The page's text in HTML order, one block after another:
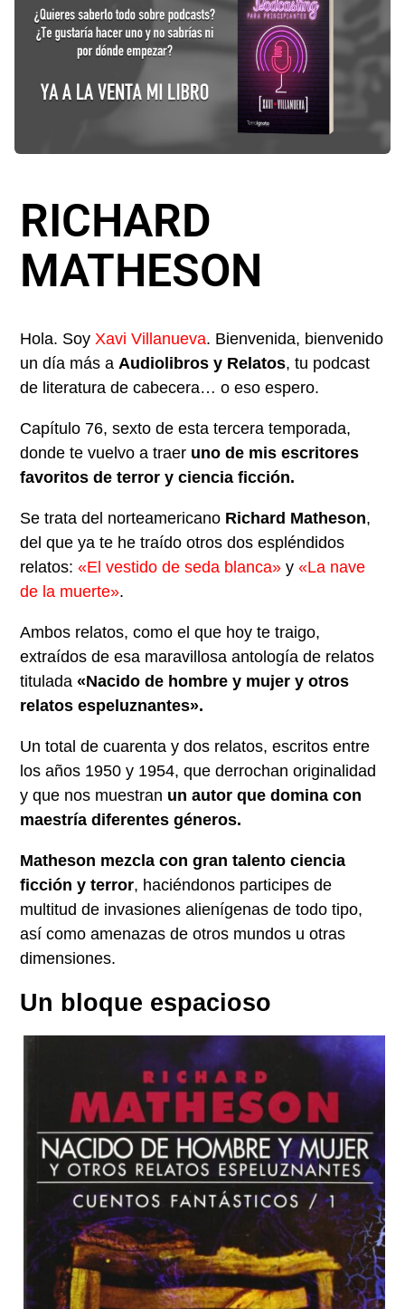
RICHARD
MATHESON
Hola. Soy Xavi Villanueva. Bienvenida, bienvenido
un día más a Audiolibros y Relatos, tu podcast
de literatura de cabecera… o eso espero.
Capítulo 76, sexto de esta tercera temporada,
donde te vuelvo a traer uno de mis escritores
favoritos de terror y ciencia ficción.
Se trata del norteamericano Richard Matheson,
del que ya te he traído otros dos espléndidos
relatos:«El vestido de seda blanca» y«La nave
de la muerte».
Ambos relatos, como el que hoy te traigo,
extraídos de esa maravillosa antología de relatos
titulada«Nacido de hombre y mujer y otros
relatos espeluznantes».
Un total de cuarenta y dos relatos, escritos entre
los años 1950 y 1954, que derrochan originalidad
y que nos muestran un autor que domina con
maestría diferentes géneros.
Matheson mezcla con gran talento ciencia
ficción y terror, haciéndonos participes de
multitud de invasiones alienígenas de todo tipo,
así como amenazas de otros mundos u otras
dimensiones.
Un bloque espacioso